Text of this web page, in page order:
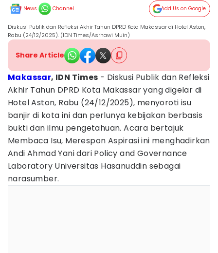
News Channel Add Us on Google
Diskusi Publik dan Refleksi Akhir Tahun DPRD Kota Makassar di Hotel Aston,
Rabu (24/12/2025). (IDN Times/Asrhawi Muin)
Share Article
Makassar, IDN Times - Diskusi Publik dan Refleksi
Akhir Tahun DPRD Kota Makassar yang digelar di
Hotel Aston, Rabu (24/12/2025), menyoroti isu
banjir di kota ini dan perlunya kebijakan berbasis
bukti dan ilmu pengetahuan. Acara bertajuk
Membaca Isu, Merespon Aspirasi ini menghadirkan
Andi Ahmad Yani dari Policy and Governance
Laboratory Universitas Hasanuddin sebagai
narasumber.